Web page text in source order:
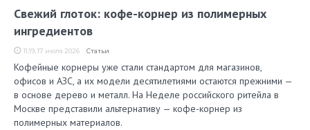
Свежий глоток: кофе-корнер из полимерных
ингредиентов
11:19, 17 июля 2026 Статьи
Кофейные корнеры уже стали стандартом для магазинов,
офисов и АЗС, а их модели десятилетиями остаются прежними —
в основе дерево и металл. На Неделе российского ритейла в
Москве представили альтернативу — кофе-корнер из
полимерных материалов.